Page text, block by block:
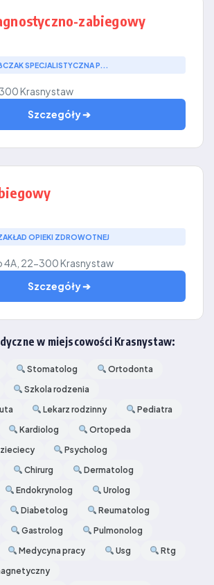
zabiegowy
SPECJALISTYCZNA P...
Krasnystaw
Szczegóły ➔
OPIEKI ZDROWOTNEJ
4A, 22-300 Krasnystaw
Szczegóły ➔
w miejscowości Krasnystaw:
Stomatolog
Ortodonta
Szkola rodzenia
Lekarz rodzinny
Pediatra
Kardiolog
Ortopeda
Psycholog
Chirurg
Dermatolog
Endokrynolog
Urolog
Diabetolog
Reumatolog
Gastrolog
Pulmonolog
Medycyna pracy Usg
Rtg